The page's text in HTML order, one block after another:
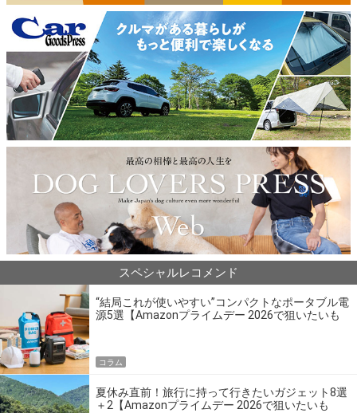
スペシャルレコメンド
“結局これが使いやすい”コンパクトなポータブル電
源5選【Amazonプライムデー 2026で狙いたいも
コラム
夏休み直前！旅行に持って行きたいガジェット8選
＋2【Amazonプライムデー 2026で狙いたいも